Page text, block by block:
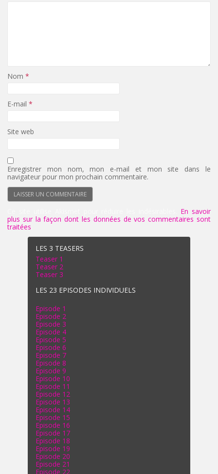
Nom *
E-mail *
Site web
Enregistrer mon nom, mon e-mail et mon site dans le
navigateur pour mon prochain commentaire.
En savoir
plus sur la façon dont les données de vos commentaires sont
traitées
LES 3 TEASERS
Teaser 1
Teaser 2
Teaser 3
LES 23 EPISODES INDIVIDUELS
Episode 1
Episode 2
Episode 3
Episode 4
Episode 5
Episode 6
Episode 7
Episode 8
Episode 9
Episode 10
Episode 11
Episode 12
Episode 13
Episode 14
Episode 15
Episode 16
Episode 17
Episode 18
Episode 19
Episode 20
Episode 21
Episode 22